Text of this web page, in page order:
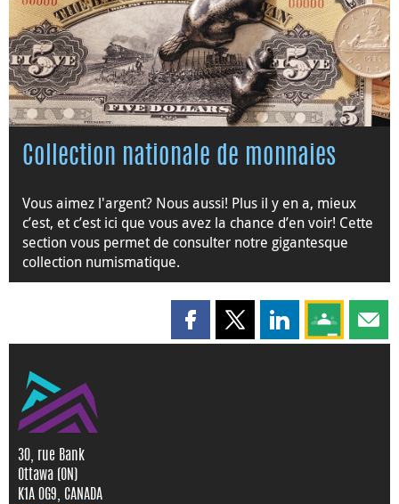
Collection nationale de monnaies
Vous aimez l'argent? Nous aussi! Plus il y en a, mieux
c’est, et c’est ici que vous avez la chance d’en voir! Cette
section vous permet de consulter notre gigantesque
collection numismatique.
Partager cette page sur
Partager cette page sur X
Partager cette
Partagez
30, rue Bank
Ottawa (ON)
K1A 0G9, CANADA